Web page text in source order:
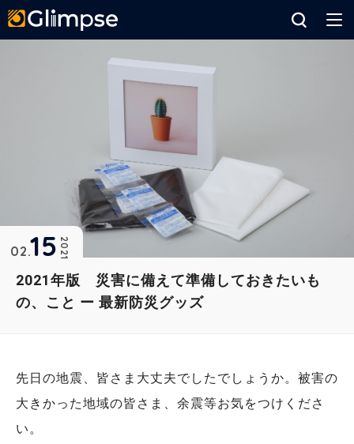
2021年版 災害に備えて準備しておきたいも
の、こと ー 最新防災グッズ
2021
02 15
先日の地震、皆さま大丈夫でしたでしょうか。被害の
大きかった地域の皆さま、余震等お気をつけくださ
い。